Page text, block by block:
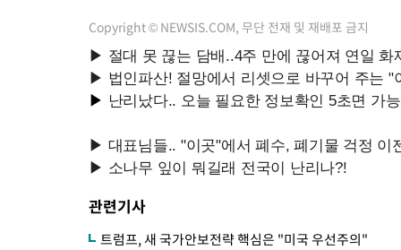
Copyright © NEWSIS.COM, 무단 전재 및 재배포 금지
관련기사
트럼프, 새 국가안보전략 핵심은 "미국 우선주의"